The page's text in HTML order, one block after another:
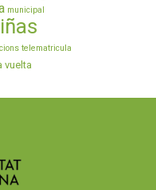
municipal
telematricula
vuelta